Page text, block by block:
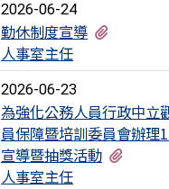
2026-06-24
勤休制度宣導
人事室主任
2026-06-23
為強化公務人員行政中立
員保障暨培訓委員會辦理
宣導暨抽獎活動
人事室主任